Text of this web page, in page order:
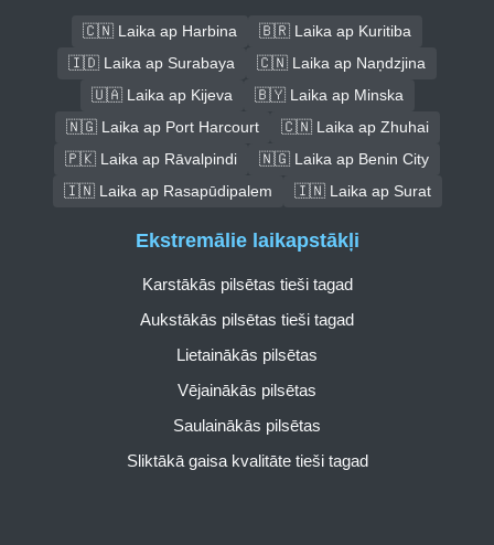
🇨🇳 Laika ap Harbina
🇧🇷 Laika ap Kuritiba
🇮🇩 Laika ap Surabaya
🇨🇳 Laika ap Naņdzjina
🇺🇦 Laika ap Kijeva
🇧🇾 Laika ap Minska
🇳🇬 Laika ap Port Harcourt
🇨🇳 Laika ap Zhuhai
🇵🇰 Laika ap Rāvalpindi
🇳🇬 Laika ap Benin City
🇮🇳 Laika ap Rasapūdipalem
🇮🇳 Laika ap Surat
Ekstremālie laikapstākļi
Karstākās pilsētas tieši tagad
Aukstākās pilsētas tieši tagad
Lietainākās pilsētas
Vējainākās pilsētas
Saulainākās pilsētas
Sliktākā gaisa kvalitāte tieši tagad